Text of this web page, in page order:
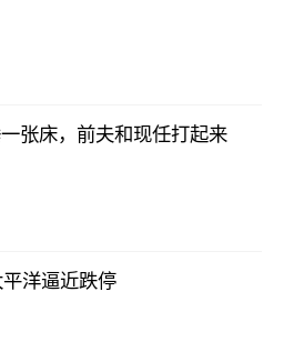
张床，前夫和现任打起来
洋逼近跌停